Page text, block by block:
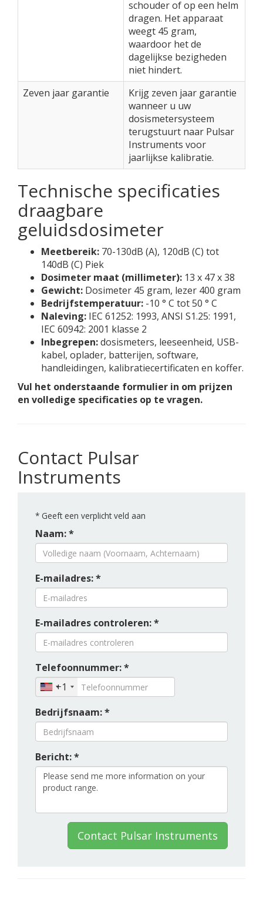
schouder of op een helm
dragen. Het apparaat
weegt 45 gram,
waardoor het de
dagelijkse bezigheden
niet hindert.
Zeven jaar garantie
Krijg zeven jaar garantie
wanneer u uw
dosismetersysteem
terugstuurt naar Pulsar
Instruments voor
jaarlijkse kalibratie.
Technische specificaties
draagbare
geluidsdosimeter
Meetbereik: 70-130dB (A), 120dB (C) tot
140dB (C) Piek
Dosimeter maat (millimeter): 13 x 47 x 38
Gewicht: Dosimeter 45 gram, lezer 400 gram
Bedrijfstemperatuur: -10 ° C tot 50 ° C
Naleving: IEC 61252: 1993, ANSI S1.25: 1991,
IEC 60942: 2001 klasse 2
Inbegrepen:dosismeters, leeseenheid, USB-
kabel, oplader, batterijen, software,
handleidingen, kalibratiecertificaten en koffer.
Vul het onderstaande formulier in om prijzen
en volledige specificaties op te vragen.
Contact Pulsar
Instruments
* Geeft een verplicht veld aan
Naam: *
E-mailadres: *
E-mailadres controleren: *
Telefoonnummer: *
+1
Bedrijfsnaam: *
Bericht: *
Contact Pulsar Instruments